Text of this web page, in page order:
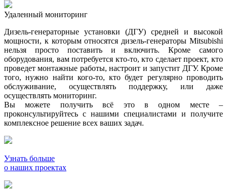
Удаленный мониторинг
Дизель-генераторные установки (ДГУ) средней и высокой
мощности, к которым относятся дизель-генераторы Mitsubishi
нельзя просто поставить и включить. Кроме самого
оборудования, вам потребуется кто-то, кто сделает проект, кто
проведет монтажные работы, настроит и запустит ДГУ. Кроме
того, нужно найти кого-то, кто будет регулярно проводить
обслуживание, осуществлять поддержку, или даже
осуществлять мониторинг.
Вы можете получить всё это в одном месте –
проконсультируйтесь с нашими специалистами и получите
комплексное решение всех ваших задач.
Узнать больше
о наших проектах